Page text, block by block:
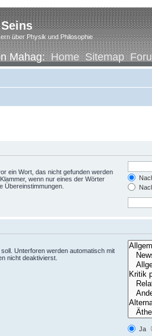
über Physik und Philosophie
Mahag:Home Sitemap
ein Wort, das nicht gefunden werden
wenn nur eines der Wörter
Übereinstimmungen.
Unterforen werden automatisch mit
nicht deaktivierst.
Ja